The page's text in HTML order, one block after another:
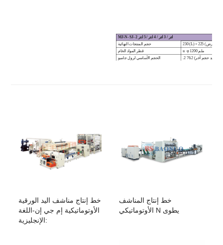
MJ-N-SJ- 2 لتر / 3 لتر / 4 لتر / 5 لتر
حجم المنتجات النهائية
قطر المواد الخام ≤
φ 1200 ملم
الحجم الأساسي لرول جامبو
(يتم تحديد حجم آخر)
خط إنتاج مناشف اليد الورقية
الأوتوماتيكية إم جي إن-اللغة
الإنجليزية:
خط إنتاج المناشف
الأوتوماتيكي N يطوى